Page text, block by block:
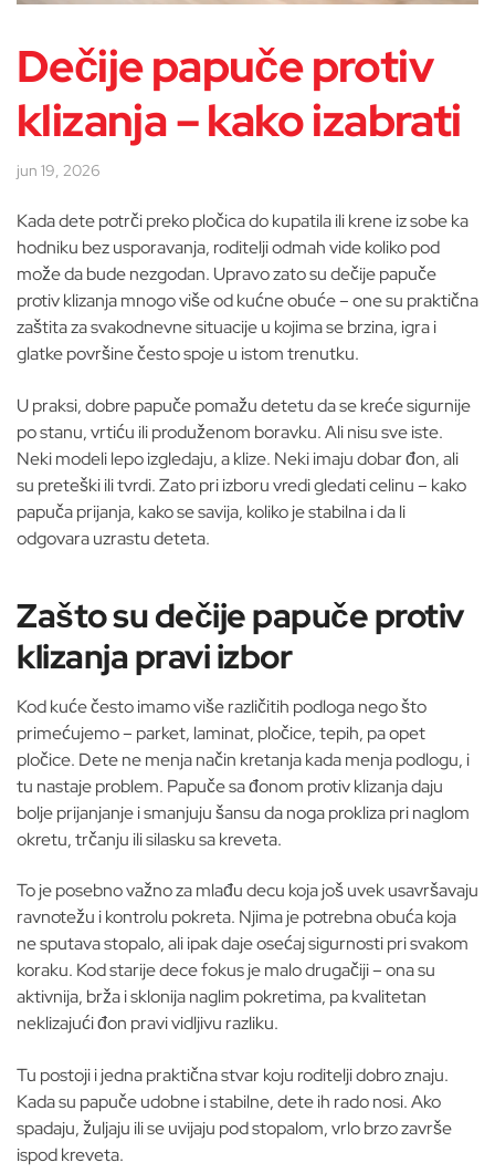
Dečije papuče protiv
klizanja – kako izabrati
jun 19, 2026
Kada dete potrči preko pločica do kupatila ili krene iz sobe ka
hodniku bez usporavanja, roditelji odmah vide koliko pod
može da bude nezgodan. Upravo zato su dečije papuče
protiv klizanja mnogo više od kućne obuće – one su praktična
zaštita za svakodnevne situacije u kojima se brzina, igra i
glatke površine često spoje u istom trenutku.
U praksi, dobre papuče pomažu detetu da se kreće sigurnije
po stanu, vrtiću ili produženom boravku. Ali nisu sve iste.
Neki modeli lepo izgledaju, a klize. Neki imaju dobar đon, ali
su preteški ili tvrdi. Zato pri izboru vredi gledati celinu – kako
papuča prijanja, kako se savija, koliko je stabilna i da li
odgovara uzrastu deteta.
Zašto su dečije papuče protiv
klizanja pravi izbor
Kod kuće često imamo više različitih podloga nego što
primećujemo – parket, laminat, pločice, tepih, pa opet
pločice. Dete ne menja način kretanja kada menja podlogu, i
tu nastaje problem. Papuče sa đonom protiv klizanja daju
bolje prijanjanje i smanjuju šansu da noga prokliza pri naglom
okretu, trčanju ili silasku sa kreveta.
To je posebno važno za mlađu decu koja još uvek usavršavaju
ravnotežu i kontrolu pokreta. Njima je potrebna obuća koja
ne sputava stopalo, ali ipak daje osećaj sigurnosti pri svakom
koraku. Kod starije dece fokus je malo drugačiji – ona su
aktivnija, brža i sklonija naglim pokretima, pa kvalitetan
neklizajući đon pravi vidljivu razliku.
Tu postoji i jedna praktična stvar koju roditelji dobro znaju.
Kada su papuče udobne i stabilne, dete ih rado nosi. Ako
spadaju, žuljaju ili se uvijaju pod stopalom, vrlo brzo završe
ispod kreveta.